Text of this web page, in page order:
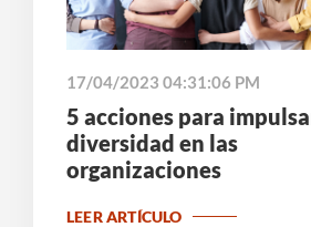
17/04/2023 04:31:06 PM
5 acciones para
diversidad en las
organizaciones
LEER ARTÍCULO